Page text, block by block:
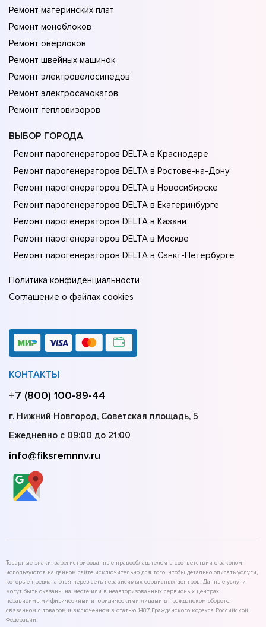
Ремонт материнских плат
Ремонт моноблоков
Ремонт оверлоков
Ремонт швейных машинок
Ремонт электровелосипедов
Ремонт электросамокатов
Ремонт тепловизоров
ВЫБОР ГОРОДА
Ремонт парогенераторов DELTA в Краснодаре
Ремонт парогенераторов DELTA в Ростове-на-Донy
Ремонт парогенераторов DELTA в Новосибирске
Ремонт парогенераторов DELTA в Екатеринбурге
Ремонт парогенераторов DELTA в Казани
Ремонт парогенераторов DELTA в Москве
Ремонт парогенераторов DELTA в Санкт-Петербурге
Политика конфиденциальности
Соглашение о файлах cookies
КОНТАКТЫ
+7 (800) 100-89-44
г. Нижний Новгород, Советская площадь, 5
Ежедневно с 09:00 до 21:00
info@fiksremnnv.ru
Товарные знаки, зарегистрированные правообладателем в соответствии с законом,
используются на данном сайте исключительно для того, чтобы детально описать услуги,
которые предлагаются через сеть независимых сервисных центров. Данные услуги
могут быть оказаны на месте или в неавторизованных сервисных центрах
независимыми физическими и юридическими лицами в гражданском обороте,
связанном с товаром и включенном в статью 1487 Гражданского кодекса Российской
Федерации.